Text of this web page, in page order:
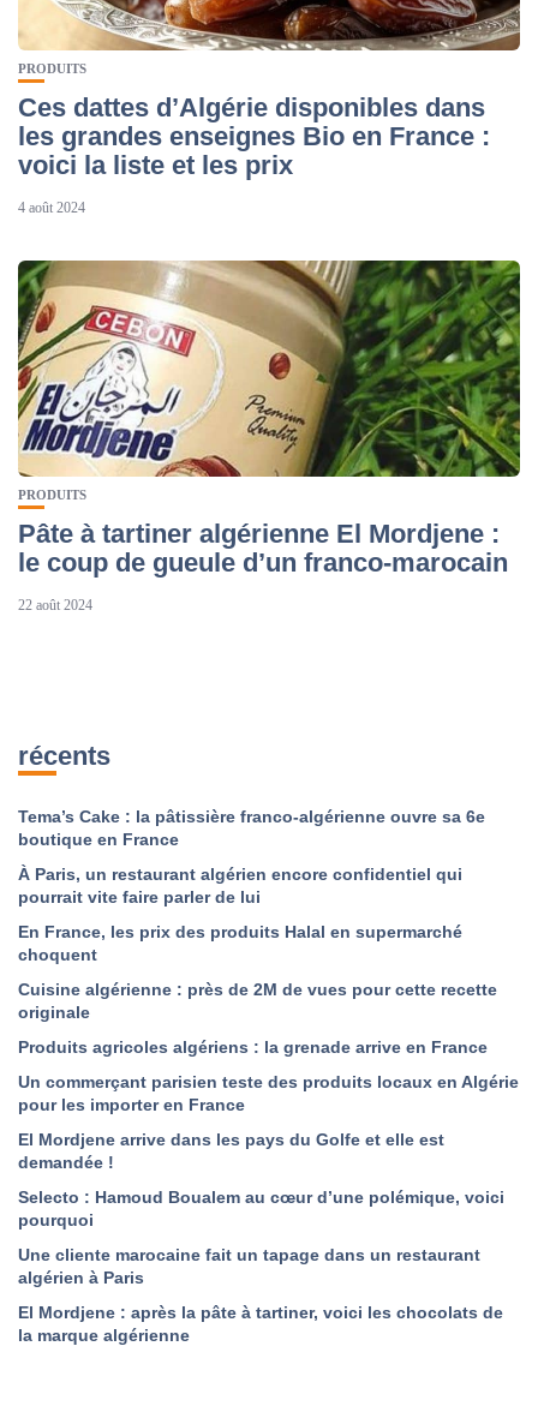
PRODUITS
Ces dattes d’Algérie disponibles dans
les grandes enseignes Bio en France :
voici la liste et les prix
4 août 2024
PRODUITS
Pâte à tartiner algérienne El Mordjene :
le coup de gueule d’un franco-marocain
22 août 2024
récents
Tema’s Cake : la pâtissière franco-algérienne ouvre sa 6e
boutique en France
À Paris, un restaurant algérien encore confidentiel qui
pourrait vite faire parler de lui
En France, les prix des produits Halal en supermarché
choquent
Cuisine algérienne : près de 2M de vues pour cette recette
originale
Produits agricoles algériens : la grenade arrive en France
Un commerçant parisien teste des produits locaux en Algérie
pour les importer en France
El Mordjene arrive dans les pays du Golfe et elle est
demandée !
Selecto : Hamoud Boualem au cœur d’une polémique, voici
pourquoi
Une cliente marocaine fait un tapage dans un restaurant
algérien à Paris
El Mordjene : après la pâte à tartiner, voici les chocolats de
la marque algérienne